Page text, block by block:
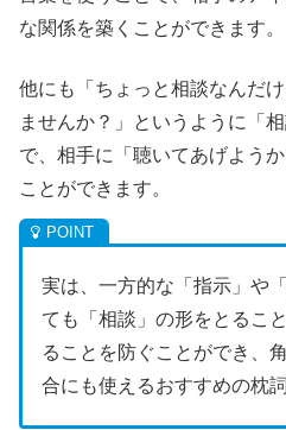
な関係を築くことができます。
他にも「ちょっと相談なん
ませんか？」というように「
で、相手に「聴いてあげよう
ことができます。
実は、一方的な「指示」や
ても「相談」の形をとるこ
ることを防ぐことができ、
合にも使えるおすすめの枕詞